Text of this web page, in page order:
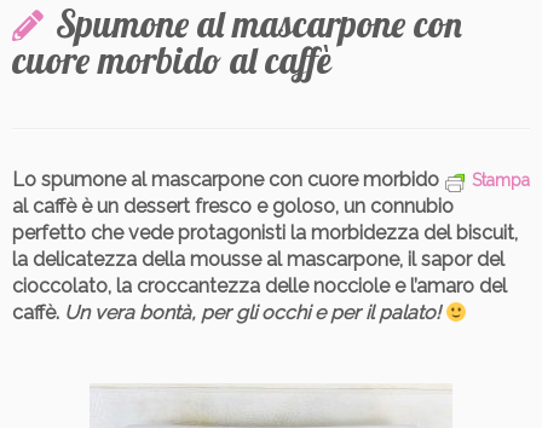
Spumone al mascarpone con
cuore morbido al caffè
Stampa
Lo spumone al mascarpone con cuore morbido
al caffè è un dessert fresco e goloso, un connubio
perfetto che vede protagonisti la morbidezza del biscuit,
la delicatezza della mousse al mascarpone, il sapor del
cioccolato, la croccantezza delle nocciole e l’amaro del
caffè. Un vera bontà, per gli occhi e per il palato!